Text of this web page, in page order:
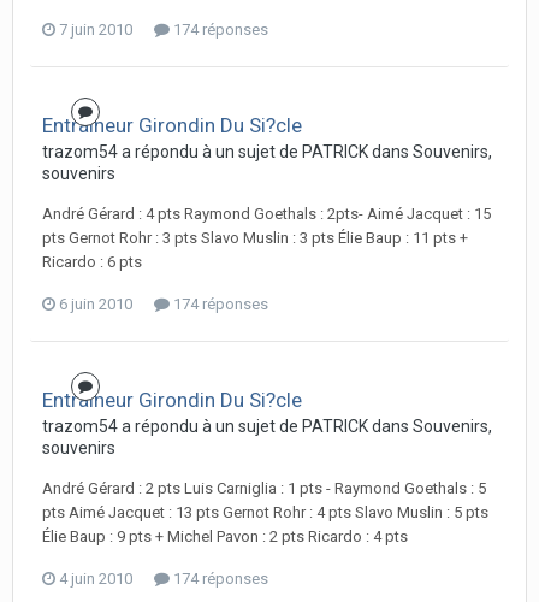
7 juin 2010 174 réponses
Entraineur Girondin Du Si?cle
trazom54 a répondu à un sujet de PATRICK dans Souvenirs,
souvenirs
André Gérard : 4 pts Raymond Goethals : 2pts- Aimé Jacquet : 15
pts Gernot Rohr : 3 pts Slavo Muslin : 3 pts Élie Baup : 11 pts +
Ricardo : 6 pts
6 juin 2010 174 réponses
Entraineur Girondin Du Si?cle
trazom54 a répondu à un sujet de PATRICK dans Souvenirs,
souvenirs
André Gérard : 2 pts Luis Carniglia : 1 pts - Raymond Goethals : 5
pts Aimé Jacquet : 13 pts Gernot Rohr : 4 pts Slavo Muslin : 5 pts
Élie Baup : 9 pts + Michel Pavon : 2 pts Ricardo : 4 pts
4 juin 2010 174 réponses